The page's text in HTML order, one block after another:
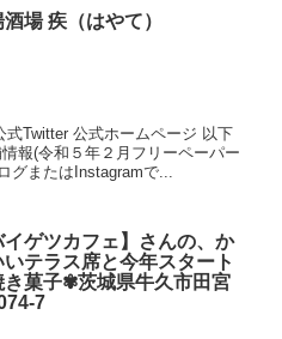
場 疾（はやて）
Twitter 公式ホームページ 以下
報(令和５年２月フリーペーパー
またはInstagramで...
イゲツカフェ】さんの、か
いテラス席と今年スタート
き菓子✾茨城県牛久市田宮
7